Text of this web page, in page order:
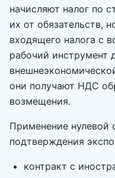
начисляют налог по
их от обязательств,
входящего налога с
рабочий инструмент
они получают НДС
возмещения.
Применение нулевой
подтверждения
контракт с